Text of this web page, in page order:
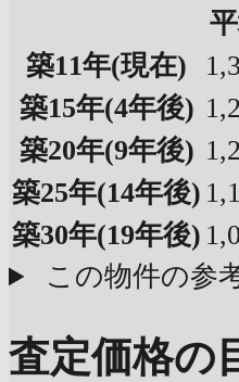
築11年(現在)
築15年(4年後)
築20年(9年後)
築25年(14年後)
築30年(19年後)
この物件の参
査定価格の